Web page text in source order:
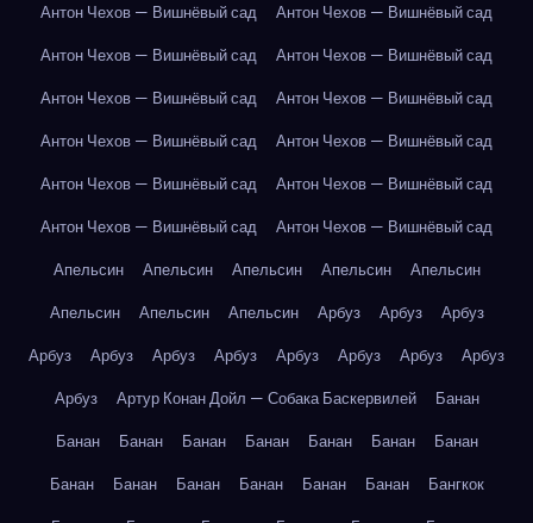
Антон Чехов — Вишнёвый сад
Антон Чехов — Вишнёвый сад
Антон Чехов — Вишнёвый сад
Антон Чехов — Вишнёвый сад
Антон Чехов — Вишнёвый сад
Антон Чехов — Вишнёвый сад
Антон Чехов — Вишнёвый сад
Антон Чехов — Вишнёвый сад
Антон Чехов — Вишнёвый сад
Антон Чехов — Вишнёвый сад
Антон Чехов — Вишнёвый сад
Антон Чехов — Вишнёвый сад
Апельсин
Апельсин Апельсин Апельсин
Апельсин
Апельсин
Апельсин Апельсин Арбуз Арбуз
Арбуз
Арбуз
Арбуз Арбуз Арбуз Арбуз Арбуз Арбуз
Арбуз
Арбуз
Артур Конан Дойл — Собака Баскервилей
Банан
Банан
Банан Банан Банан Банан Банан
Банан
Банан
Банан Банан Банан Банан Банан
Бангкок